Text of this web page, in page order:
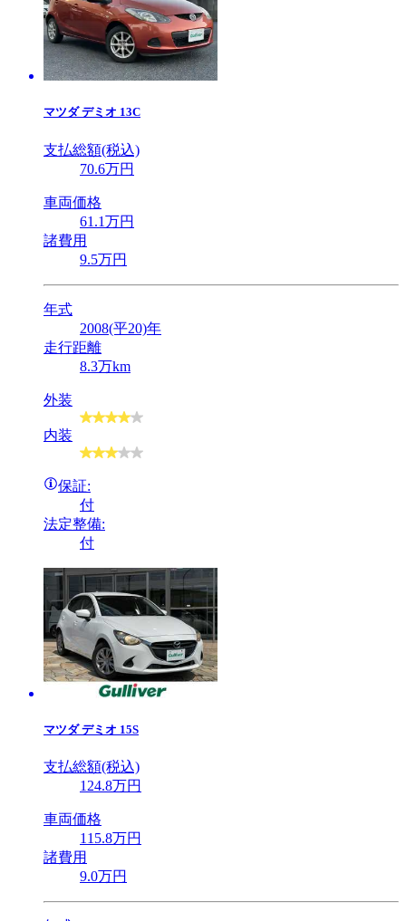
マツダ デミオ 13C
支払総額(税込)
70.6万円
車両価格
61 .1万円
諸費用
9.5万円
年式
2008(平20)年
走行距離
8.3万km
外装
内装
保証:
付
法定整備:
付
マツダ デミオ 15S
支払総額(税込)
124.8万円
車両価格
115.8万円
諸費用
9.0万円